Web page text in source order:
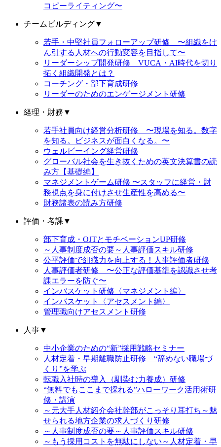
コピーライティング〜
チームビルディング▼
若手・中堅社員フォローアップ研修 〜組織をけ
ん引する人材への行動変容を目指して〜
リーダーシップ開発研修 VUCA・AI時代を切り
拓く組織開発とは？
コーチング・部下育成研修
リーダーのためのエンゲージメント研修
経理・財務 ▼
若手社員向け経営分析研修 〜現場を知る。数字
を知る。ビジネスが面白くなる。〜
ウェルビーイング経営研修
グローバル社会を生き抜くための英文決算書の読
み方【基礎編】
マネジメントゲーム研修 〜スタッフに経営・財
務視点を身に付けさせ生産性を高める〜
財務諸表の読み方研修
評価・考課 ▼
部下育成・OJTとモチベーションUP研修
～人事制度成否の要～人事評価スキル研修
公平評価で組織力を向上する！人事評価者研修
人事評価者研修 〜公正な評価基準を認識させ考
課エラーを防ぐ〜
インバスケット研修〈マネジメント編〉
インバスケット〈アセスメント編〉
管理職向けアセスメント研修
人事▼
中小企業のための“新”採用戦略セミナー
人材定着・早期離職防止研修 “辞めない職場づ
くり”を学ぶ
転職入社時の導入（馴染む力養成）研修
“無料でもここまで採れる”ハローワーク活用術研
修・講演
～元大手人材紹介会社幹部がこっそり耳打ち～魅
せられる地方企業の求人づくり研修
～人事制度成否の要～人事評価スキル研修
～もう採用コストを無駄にしない～人材定着・早